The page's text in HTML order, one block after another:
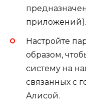
приложений).
Настройте
образом,
систему на
связанных с
Алисой.